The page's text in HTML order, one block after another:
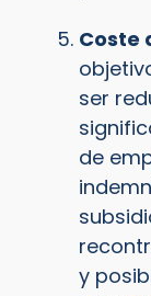
Coste
ser
de
y